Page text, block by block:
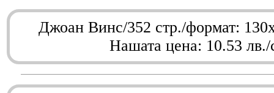
Джоан Винс/352 стр./формат:
Нашата цена: 10.53 лв./